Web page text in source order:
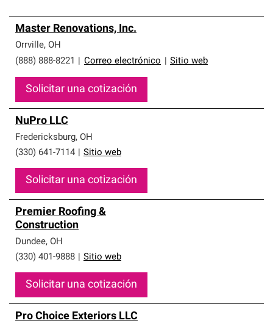
Master Renovations, Inc.
Orrville, OH
(888) 888-8221
Correo electrónico Sitio web
Solicitar una cotización
NuPro LLC
Fredericksburg, OH
(330) 641-7114
Sitio web
Solicitar una cotización
Premier Roofing &
Construction
Dundee, OH
(330) 401-9888
Sitio web
Solicitar una cotización
Pro Choice Exteriors LLC